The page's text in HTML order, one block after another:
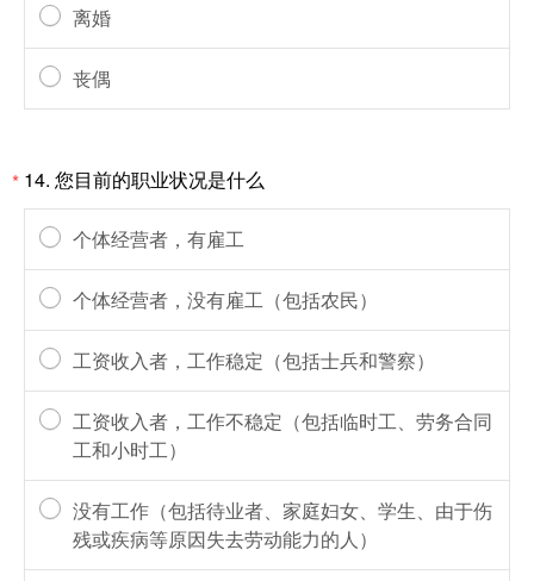
离婚
丧偶
* 14. 您目前的职业状况是什么
个体经营者，有雇工
个体经营者，没有雇工（包括农民）
工资收入者，工作稳定（包括士兵和警察）
工资收入者，工作不稳定（包括临时工、劳务合同
工和小时工）
没有工作（包括待业者、家庭妇女、学生、由于伤
残或疾病等原因失去劳动能力的人）